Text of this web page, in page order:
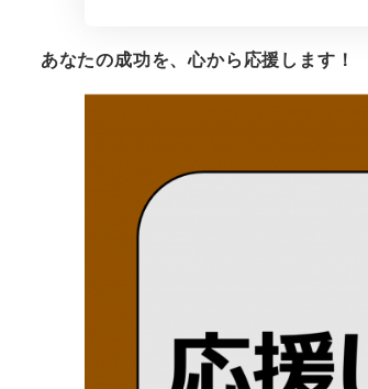
あなたの成功を、心から応援します！